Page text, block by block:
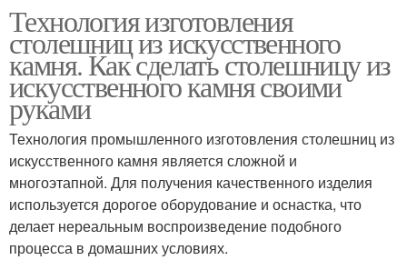
Технология изготовления
столешниц из искусственного
камня. Как сделать столешницу из
искусственного камня своими
руками
Технология промышленного изготовления столешниц из
искусственного камня является сложной и
многоэтапной. Для получения качественного изделия
используется дорогое оборудование и оснастка, что
делает нереальным воспроизведение подобного
процесса в домашних условиях.